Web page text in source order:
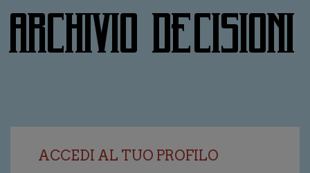
ARCHIVIO DECISIONI
ACCEDI AL TUO PROFILO